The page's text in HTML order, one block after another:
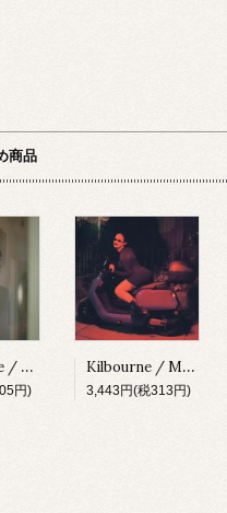
商品
Coco Bryce / My Space [PRSPCT299][2023]
円)
Kilbourne / Milkshake [PRSPCT304][2023]
3,443円(税313円)